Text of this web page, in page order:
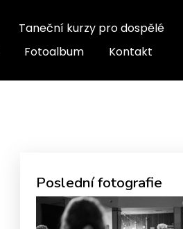
Taneční kurzy pro dospělé
Fotoalbum Kontakt
Poslední fotografie